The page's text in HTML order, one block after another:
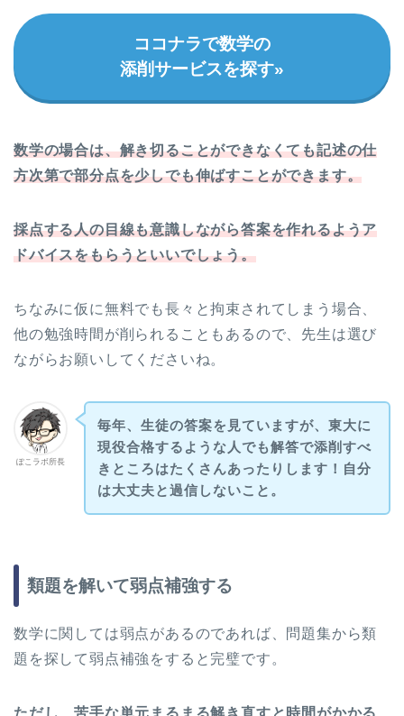
ココナラで数学の
添削サービスを探す»
数学の場合は、解き切ることができなくても記述の仕
方次第で部分点を少しでも伸ばすことができます。
採点する人の目線も意識しながら答案を作れるようア
ドバイスをもらうといいでしょう。
ちなみに仮に無料でも長々と拘束されてしまう場合、
他の勉強時間が削られることもあるので、先生は選び
ながらお願いしてくださいね。
ぽこラボ所長
毎年、生徒の答案を見ていますが、東大に
現役合格するような人でも解答で添削すべ
きところはたくさんあったりします！自分
は大丈夫と過信しないこと。
類題を解いて弱点補強する
数学に関しては弱点があるのであれば、問題集から類
題を探して弱点補強をすると完璧です。
ただし、苦手な単元まるまる解き直すと時間がかかる